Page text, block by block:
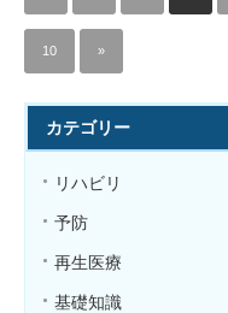
10 »
カテゴリー
リハビリ
予防
再生医療
基礎知識